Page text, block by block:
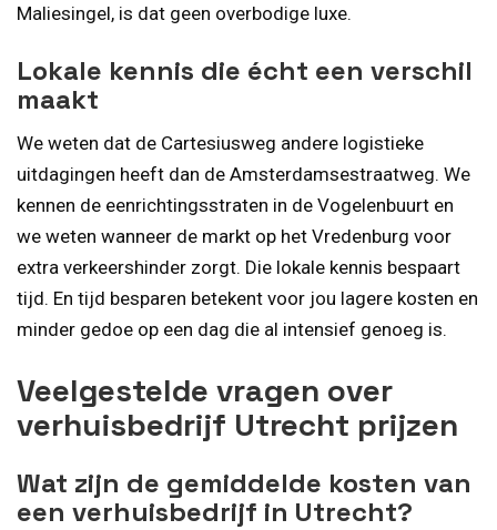
Maliesingel, is dat geen overbodige luxe.
Lokale kennis die écht een verschil
maakt
We weten dat de Cartesiusweg andere logistieke
uitdagingen heeft dan de Amsterdamsestraatweg. We
kennen de eenrichtingsstraten in de Vogelenbuurt en
we weten wanneer de markt op het Vredenburg voor
extra verkeershinder zorgt. Die lokale kennis bespaart
tijd. En tijd besparen betekent voor jou lagere kosten en
minder gedoe op een dag die al intensief genoeg is.
Veelgestelde vragen over
verhuisbedrijf Utrecht prijzen
Wat zijn de gemiddelde kosten van
een verhuisbedrijf in Utrecht?